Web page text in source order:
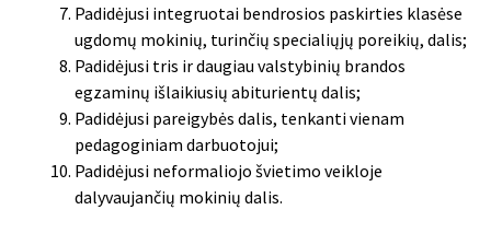
Padidėjusi integruotai bendrosios paskirties klasėse
ugdomų mokinių, turinčių specialiųjų poreikių, dalis;
Padidėjusi tris ir daugiau valstybinių brandos
egzaminų išlaikiusių abiturientų dalis;
Padidėjusi pareigybės dalis, tenkanti vienam
pedagoginiam darbuotojui;
Padidėjusi neformaliojo švietimo veikloje
dalyvaujančių mokinių dalis.